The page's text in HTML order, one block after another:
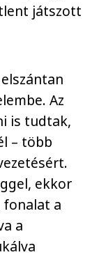
játszott
Az
is tudtak,
– több
ekkor
fonalat a
a